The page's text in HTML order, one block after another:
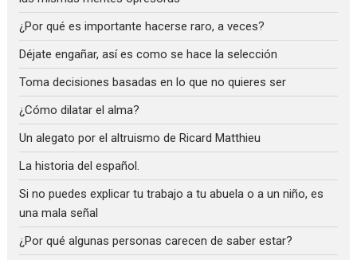
¿Por qué es importante hacerse raro, a veces?
Déjate engañar, así es como se hace la selección
Toma decisiones basadas en lo que no quieres ser
¿Cómo dilatar el alma?
Un alegato por el altruismo de Ricard Matthieu
La historia del español.
Si no puedes explicar tu trabajo a tu abuela o a un niño, es
una mala señal
¿Por qué algunas personas carecen de saber estar?